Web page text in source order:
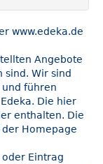
www.edeka.de
Angebote
Wir sind
führen
Die hier
enthalten. Die
Homepage
Eintrag